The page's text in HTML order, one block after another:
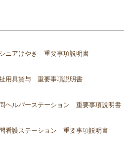
ニアけやき 重要事項説明書
用具貸与 重要事項説明書
ヘルパーステーション 重要事項説明書
看護ステーション 重要事項説明書